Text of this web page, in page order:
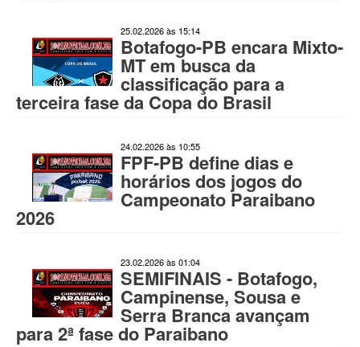
25.02.2026 às 15:14
Botafogo-PB encara Mixto-
MT em busca da
classificação para a
terceira fase da Copa do Brasil
24.02.2026 às 10:55
FPF-PB define dias e
horários dos jogos do
Campeonato Paraibano
2026
23.02.2026 às 01:04
SEMIFINAIS - Botafogo,
Campinense, Sousa e
Serra Branca avançam
para 2ª fase do Paraibano